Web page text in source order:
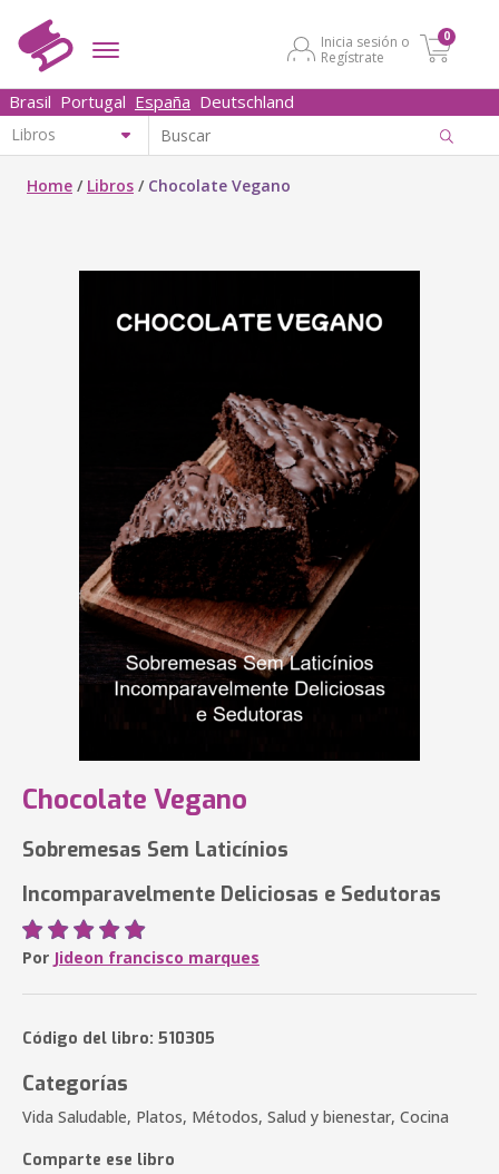
Inicia sesión o
Regístrate
0
Brasil Portugal España Deutschland
Home / Libros / Chocolate Vegano
Chocolate Vegano
Sobremesas Sem Laticínios
Incomparavelmente Deliciosas e Sedutoras
Por Jideon francisco marques
Código del libro: 510305
Categorías
Vida Saludable, Platos, Métodos, Salud y bienestar, Cocina
Comparte ese libro